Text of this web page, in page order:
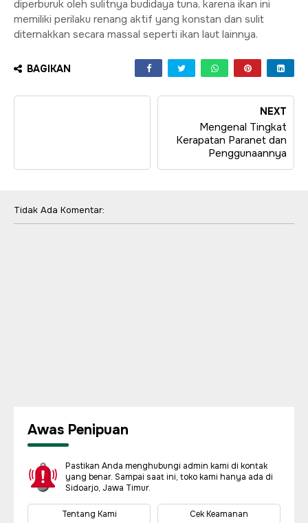
diperburuk oleh sulitnya budidaya tuna, karena ikan ini
memiliki perilaku renang aktif yang konstan dan sulit
diternakkan secara massal seperti ikan laut lainnya.
BAGIKAN
NEXT
Mengenal Tingkat
Kerapatan Paranet dan
Penggunaannya
Tidak Ada Komentar:
Awas Penipuan
Pastikan Anda menghubungi admin kami di kontak
yang benar. Sampai saat ini, toko kami hanya ada di
Sidoarjo, Jawa Timur.
Tentang Kami Cek Keamanan